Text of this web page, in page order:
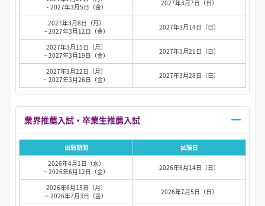
~ 2027年3月5日（金）
2027年3月7日（日）
2027年3月8日（月）
~ 2027年3月12日（金）
2027年3月14日（日）
2027年3月15日（月）
~ 2027年3月19日（金）
2027年3月21日（日）
2027年3月22日（月）
~ 2027年3月26日（金）
2027年3月28日（日）
出願期間
試験日
2026年4月1日（水）
~ 2026年6月12日（金）
2026年6月14日（日）
2026年6月15日（月）
~ 2026年7月3日（金）
2026年7月5日（日）